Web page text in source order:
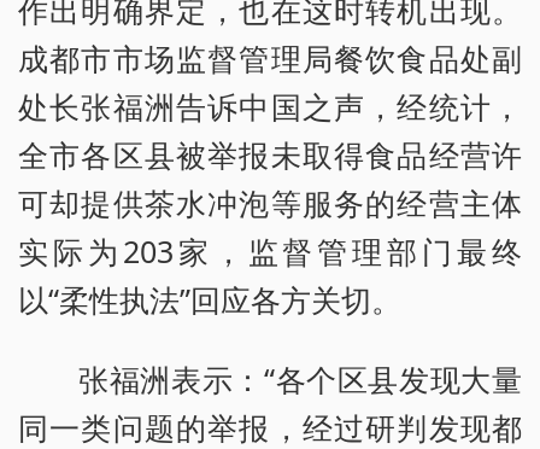
作出明确界定，也在这时转机出现。
成都市市场监督管理局餐饮食品处副
处长张福洲告诉中国之声，经统计，
全市各区县被举报未取得食品经营许
可却提供茶水冲泡等服务的经营主体
实际为203家，监督管理部门最终
以“柔性执法”回应各方关切。
张福洲表示：“各个区县发现大量
同一类问题的举报，经过研判发现都